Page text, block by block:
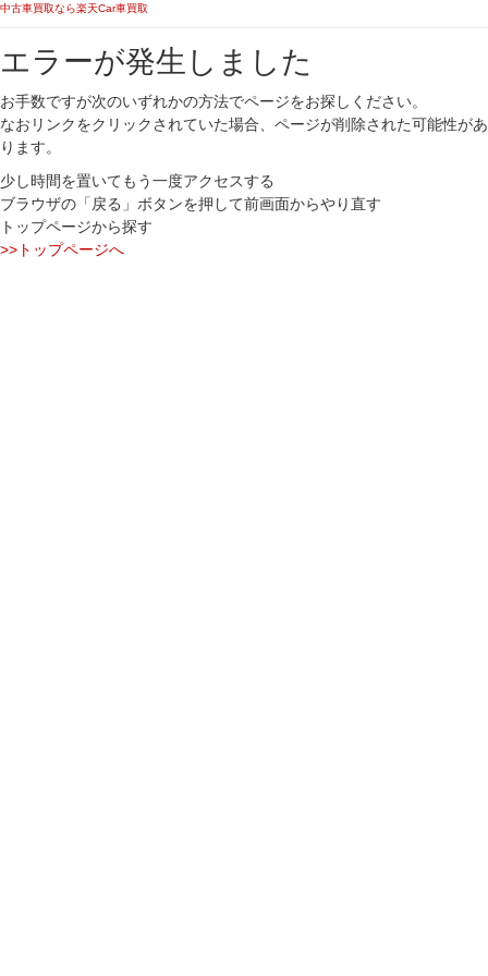
中古車買取なら楽天Car車買取
エラーが発生しました
お手数ですが次のいずれかの方法でページをお探しください。
なおリンクをクリックされていた場合、ページが削除された可能性があ
ります。
少し時間を置いてもう一度アクセスする
ブラウザの「戻る」ボタンを押して前画面からやり直す
トップページから探す
>>トップページへ